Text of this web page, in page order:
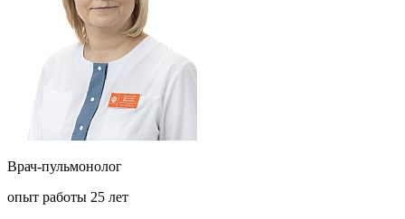
Врач-пульмонолог
опыт работы 25 лет